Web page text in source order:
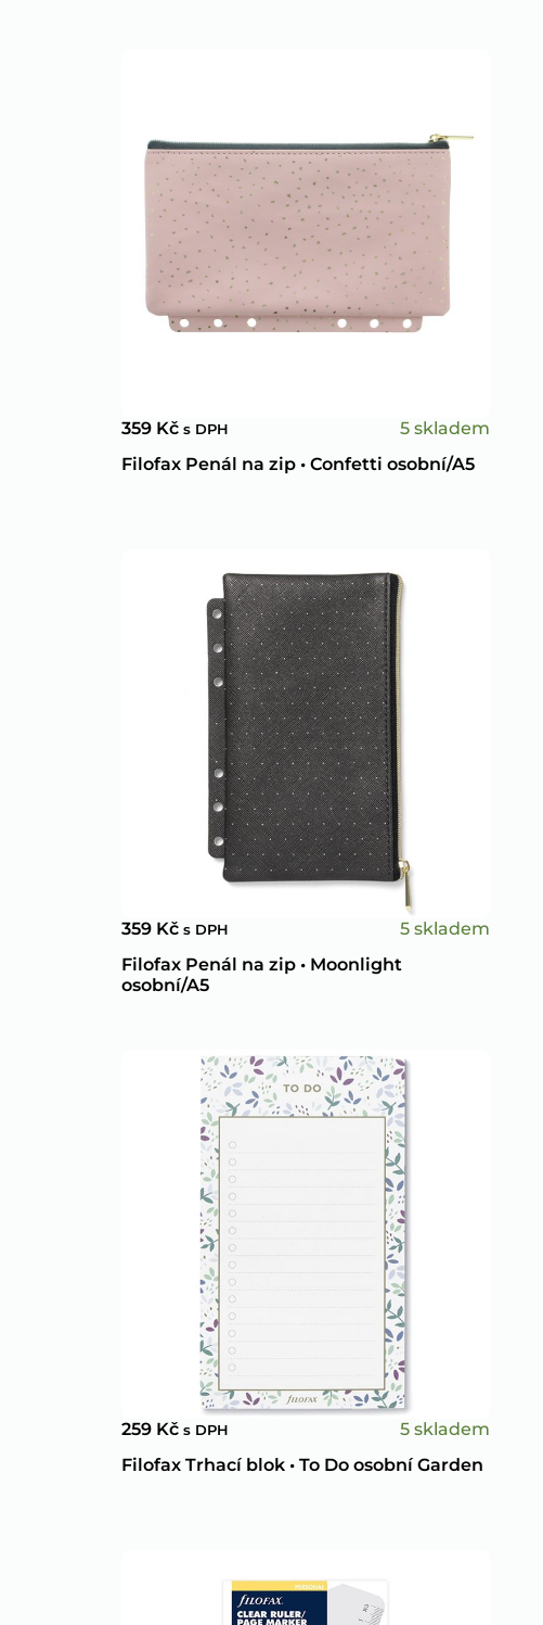
359 Kč s DPH
5 skladem
Filofax Penál na zip • Confetti osobní/A5
359 Kč s DPH
5 skladem
Filofax Penál na zip • Moonlight
osobní/A5
259 Kč s DPH
5 skladem
Filofax Trhací blok • To Do osobní Garden